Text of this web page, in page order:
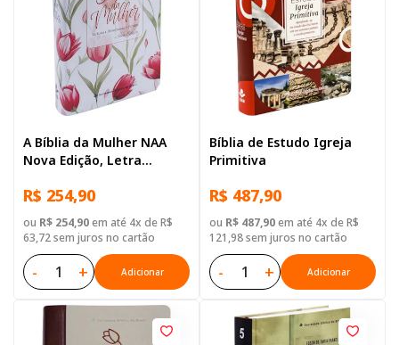
A Bíblia da Mulher NAA
Nova Edição, Letra
anotação, com mapa,
Capa Couro Sintético
Vermelha
R$ 254,90
ou R$ 254,90em até 4x de R$
63,72 sem juros no cartão
- + Adicionar
Bíblia de Estudo Igreja
Primitiva
R$ 487,90
ou R$ 487,90em até 4x de R$
121,98 sem juros no cartão
- + Adicionar